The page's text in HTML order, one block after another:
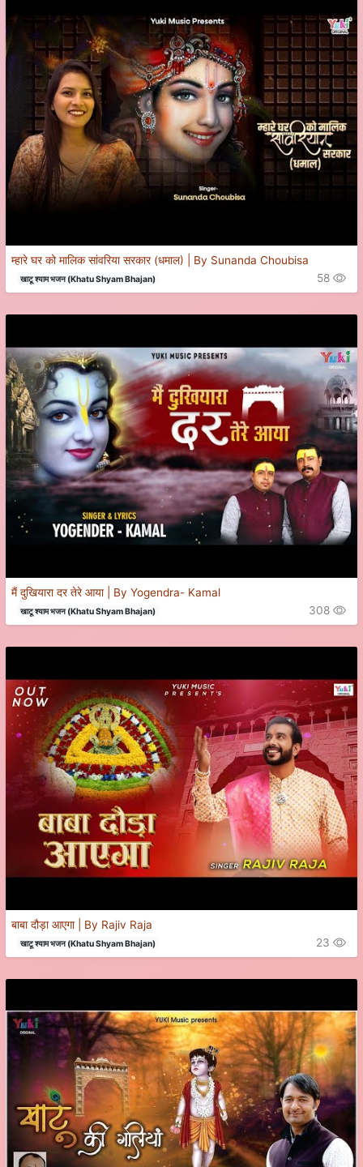
म्हारे घर को मालिक सांवरिया सरकार (धमाल) | By Sunanda Choubisa
खाटू श्याम भजन (Khatu Shyam Bhajan) 58
मैं दुखियारा दर तेरे आया | By Yogendra- Kamal
खाटू श्याम भजन (Khatu Shyam Bhajan) 308
बाबा दौड़ा आएगा | By Rajiv Raja
खाटू श्याम भजन (Khatu Shyam Bhajan) 23